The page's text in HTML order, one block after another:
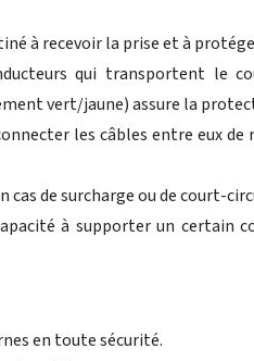
à recevoir la prise et à
qui transportent le
vert/jaune) assure la
les câbles entre eux
cas de surcharge ou de court-
à supporter un certain
en toute sécurité.